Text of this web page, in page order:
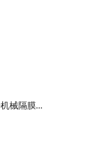
SEKO赛高PS2E054A**E4080机械隔膜计量泵